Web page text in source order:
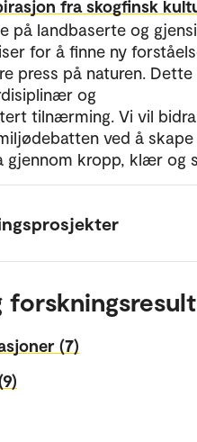
fra skogfinsk
på landbaserte og
for å finne ny
press på naturen.
og
tilnærming. Vi vil
ved å
gjennom kropp, klær og
(7)